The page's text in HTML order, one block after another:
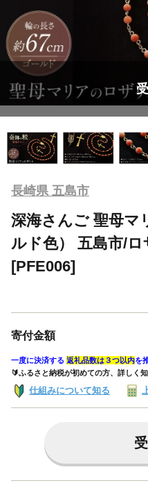
長崎県 五島市
深海さんご 聖母マ
ルド色） 五島市/
[PFE006]
寄付金額
一度に決済する 返礼品数は３つ以内を
🔰ふるさと納税が初めての方、詳しく
仕組みについて知る